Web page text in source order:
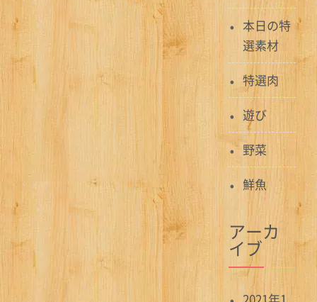
本日の特
選素材
特選肉
遊び
野菜
鮮魚
アーカ
イブ